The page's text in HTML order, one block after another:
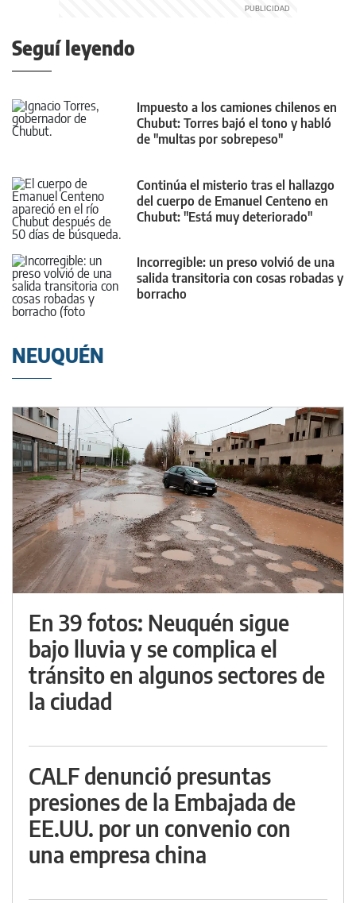
Seguí leyendo
Impuesto a los camiones chilenos en
Chubut: Torres bajó el tono y habló
de "multas por sobrepeso"
Continúa el misterio tras el hallazgo
del cuerpo de Emanuel Centeno en
Chubut: "Está muy deteriorado"
Incorregible: un preso volvió de una
salida transitoria con cosas robadas y
borracho
NEUQUÉN
En 39 fotos: Neuquén sigue
bajo lluvia y se complica el
tránsito en algunos sectores de
la ciudad
CALF denunció presuntas
presiones de la Embajada de
EE.UU. por un convenio con
una empresa china